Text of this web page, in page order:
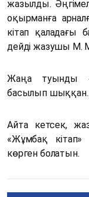
жазылды.
оқырманға
кітап қаладағы
дейді жазушы М.
Жаңа туынды
басылып шыққан.
Айта кетсек,
«Жұмбақ
көрген болатын.